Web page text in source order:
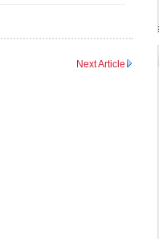
Next Article